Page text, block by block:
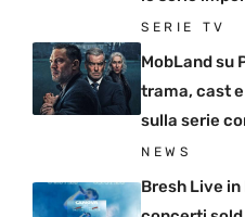
SERIE TV
MobLand su
trama, cast
sulla serie
NEWS
Bresh Live in